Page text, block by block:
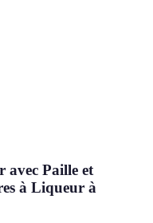
avec Paille et
à Liqueur à